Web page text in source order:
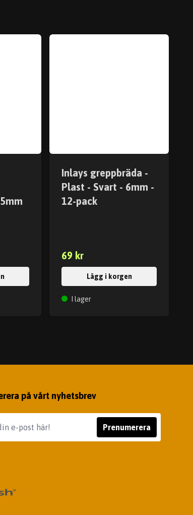
Inlays greppbräda -
Plast - Svart - 6mm -
12-pack
69 kr
Lägg i korgen
I lager
på vårt nyhetsbrev
Prenumerera